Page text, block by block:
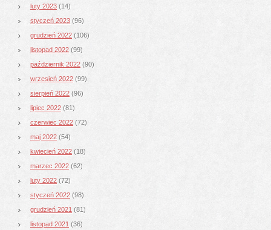
luty 2023 (14)
styczeń 2023 (96)
grudzień 2022 (106)
listopad 2022 (99)
październik 2022 (90)
wrzesień 2022 (99)
sierpień 2022 (96)
lipiec 2022 (81)
czerwiec 2022 (72)
maj 2022 (54)
kwiecień 2022 (18)
marzec 2022 (62)
luty 2022 (72)
styczeń 2022 (98)
grudzień 2021 (81)
listopad 2021 (36)